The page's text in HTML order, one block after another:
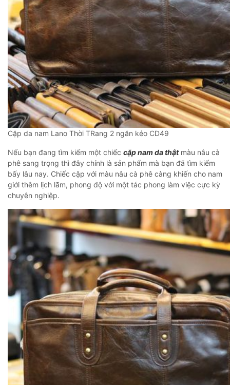
Cặp da nam Lano Thời TRang 2 ngăn kéo CD49
Nếu bạn đang tìm kiếm một chiếc cặp nam da thậtmàu nâu cà
phê sang trọng thì đây chính là sản phẩm mà bạn đã tìm kiếm
bấy lâu nay. Chiếc cặp với màu nâu cà phê càng khiến cho nam
giới thêm lịch lãm, phong độ với một tác phong làm việc cực kỳ
chuyên nghiệp.